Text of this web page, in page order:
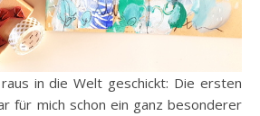
in die Welt geschickt: Die ersten
für mich schon ein ganz besonderer